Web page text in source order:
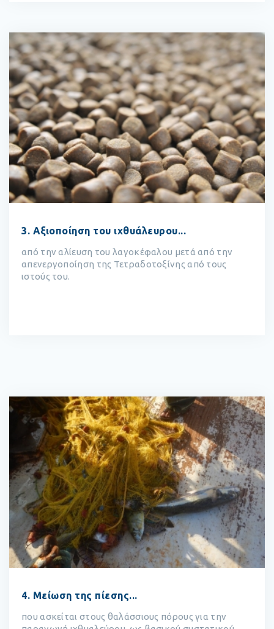
3. Αξιοποίηση του ιχθυάλευρου...
από την αλίευση του λαγοκέφαλου μετά από την
απενεργοποίηση της Τετραδοτοξίνης από τους
ιστούς του.
4. Μείωση της πίεσης...
που ασκείται στους θαλάσσιους πόρους για την